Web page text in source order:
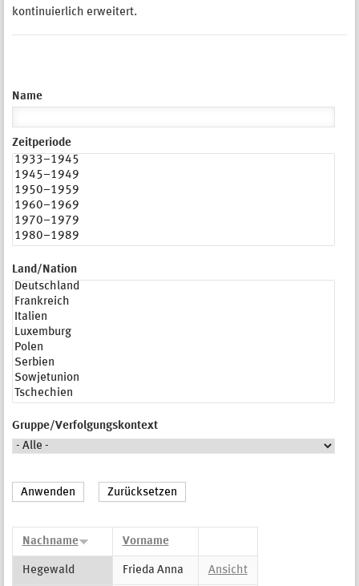
kontinuierlich erweitert.
Name
Zeitperiode
Land/Nation
Gruppe/Verfolgungskontext
Nachname Vorname
Hegewald Frieda Anna Ansicht